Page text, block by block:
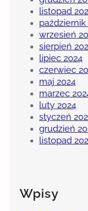
listopad
październik
wrzesień
sierpień
lipiec 2024
czerwiec
maj 2024
marzec
luty 2024
styczeń
grudzień
listopad
Wpisy